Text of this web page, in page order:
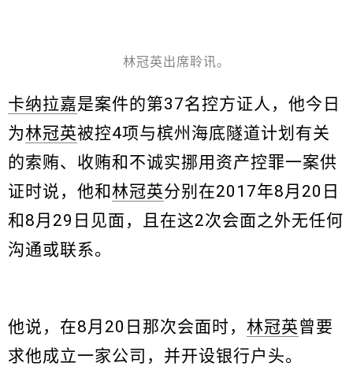
林冠英出席聆讯。
卡纳拉嘉是案件的第37名控方证人，他今日
为林冠英被控4项与槟州海底隧道计划有关
的索贿、收贿和不诚实挪用资产控罪一案供
证时说，他和林冠英分别在2017年8月20日
和8月29日见面，且在这2次会面之外无任何
沟通或联系。
他说，在8月20日那次会面时， 林冠英曾要
求他成立一家公司，并开设银行户头。